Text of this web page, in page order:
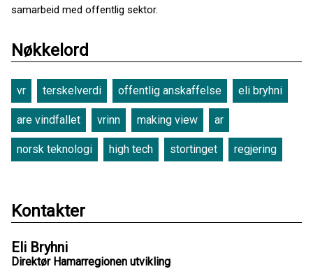
samarbeid med offentlig sektor.
Nøkkelord
vr terskelverdi offentlig anskaffelse eli bryhni
are vindfallet vrinn making view ar
norsk teknologi high tech stortinget regjering
Kontakter
Eli Bryhni
Direktør Hamarregionen utvikling